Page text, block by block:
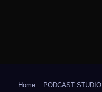
Home PODCAST STUDIO